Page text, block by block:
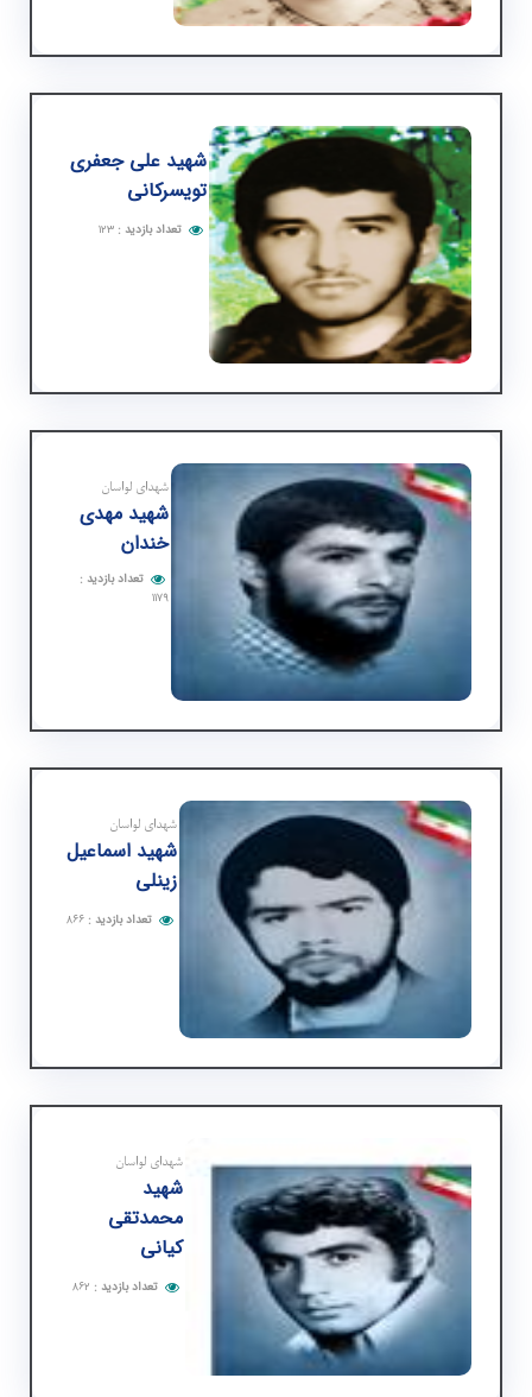
شهید علی جعفری
تویسركانی
تعداد بازدید :۱۲۳
شهدای لواسان
شهید مهدی
خندان
تعداد بازدید :
۱۱۷۹
شهدای لواسان
شهید اسماعیل
زینلی
تعداد بازدید : ۸۶۶
شهدای لواسان
شهید
محمدتقی
كیانی
تعداد بازدید : ۸۶۲